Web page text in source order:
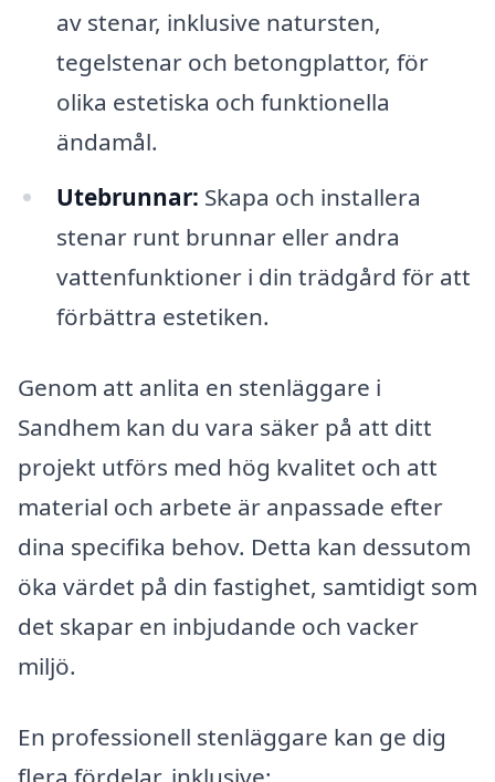
av stenar, inklusive natursten,
tegelstenar och betongplattor, för
olika estetiska och funktionella
ändamål.
Utebrunnar: Skapa och installera
stenar runt brunnar eller andra
vattenfunktioner i din trädgård för att
förbättra estetiken.
Genom att anlita en stenläggare i
Sandhem kan du vara säker på att ditt
projekt utförs med hög kvalitet och att
material och arbete är anpassade efter
dina specifika behov. Detta kan dessutom
öka värdet på din fastighet, samtidigt som
det skapar en inbjudande och vacker
miljö.
En professionell stenläggare kan ge dig